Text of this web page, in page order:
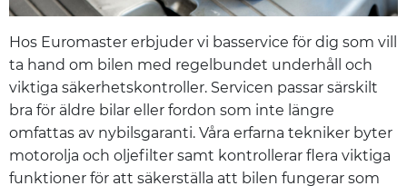
Hos Euromaster erbjuder vi basservice för dig som vill
ta hand om bilen med regelbundet underhåll och
viktiga säkerhetskontroller. Servicen passar särskilt
bra för äldre bilar eller fordon som inte längre
omfattas av nybilsgaranti. Våra erfarna tekniker byter
motorolja och oljefilter samt kontrollerar flera viktiga
funktioner för att säkerställa att bilen fungerar som